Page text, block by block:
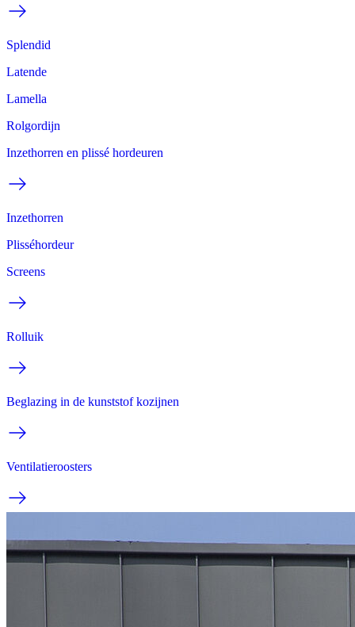
Splendid
Latende
Lamella
Rolgordijn
Inzethorren en plissé hordeuren
Inzethorren
Plisséhordeur
Screens
Rolluik
Beglazing in de kunststof kozijnen
Ventilatieroosters